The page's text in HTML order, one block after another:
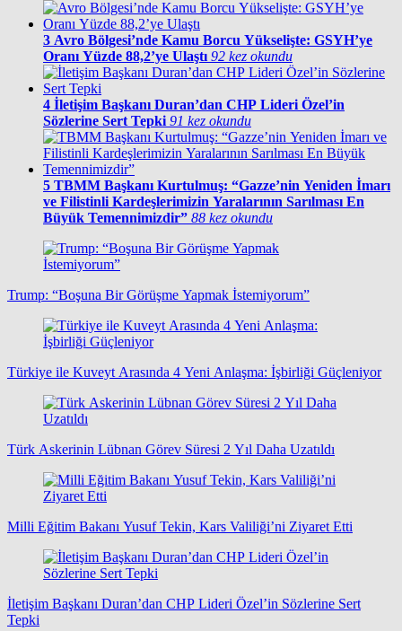
3 Avro Bölgesi’nde Kamu Borcu Yükselişte: GSYH’ye
Oranı Yüzde 88,2’ye Ulaştı 92 kez okundu
4 İletişim Başkanı Duran’dan CHP Lideri Özel’in
Sözlerine Sert Tepki 91 kez okundu
5 TBMM Başkanı Kurtulmuş: “Gazze’nin Yeniden İmarı
ve Filistinli Kardeşlerimizin Yaralarının Sarılması En
Büyük Temennimizdir” 88 kez okundu
Trump: “Boşuna Bir Görüşme Yapmak İstemiyorum”
Türkiye ile Kuveyt Arasında 4 Yeni Anlaşma: İşbirliği Güçleniyor
Türk Askerinin Lübnan Görev Süresi 2 Yıl Daha Uzatıldı
Milli Eğitim Bakanı Yusuf Tekin, Kars Valiliği’ni Ziyaret Etti
İletişim Başkanı Duran’dan CHP Lideri Özel’in Sözlerine Sert
Tepki